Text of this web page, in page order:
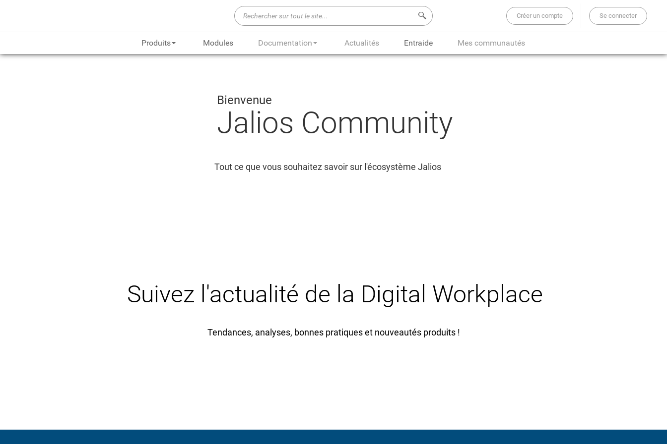
Rechercher sur tout le site...
Créer un compte Se connecter
Produits Modules Documentation Actualités Entraide Mes communautés
Bienvenue
Jalios Community
Tout ce que vous souhaitez savoir sur l'écosystème Jalios
Suivez l'actualité de la Digital Workplace
Tendances, analyses, bonnes pratiques et nouveautés produits !